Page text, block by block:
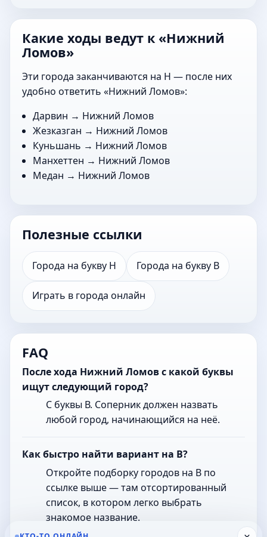
Какие ходы ведут к «Нижний
Ломов»
Эти города заканчиваются на Н — после них
удобно ответить «Нижний Ломов»:
Дарвин → Нижний Ломов
Жезказган → Нижний Ломов
Куньшань → Нижний Ломов
Манхеттен → Нижний Ломов
Медан → Нижний Ломов
Полезные ссылки
Города на букву Н Города на букву В
Играть в города онлайн
FAQ
После хода Нижний Ломов с какой буквы
ищут следующий город?
С буквы В. Соперник должен назвать
любой город, начинающийся на неё.
Как быстро найти вариант на В?
Откройте подборку городов на В по
ссылке выше — там отсортированный
список, в котором легко выбрать
знакомое название.